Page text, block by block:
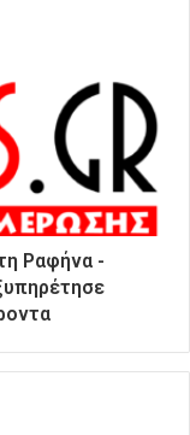
Ραφήνα -